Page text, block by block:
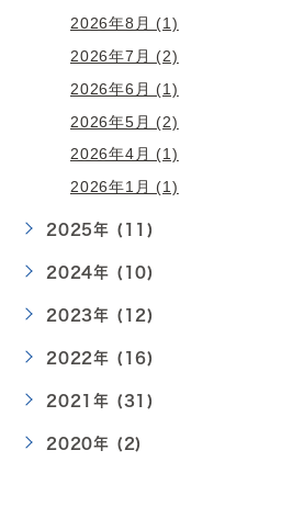
2026年8月 (1)
2026年7月 (2)
2026年6月 (1)
2026年5月 (2)
2026年4月 (1)
2026年1月 (1)
2025年 (11)
2024年 (10)
2023年 (12)
2022年 (16)
2021年 (31)
2020年 (2)